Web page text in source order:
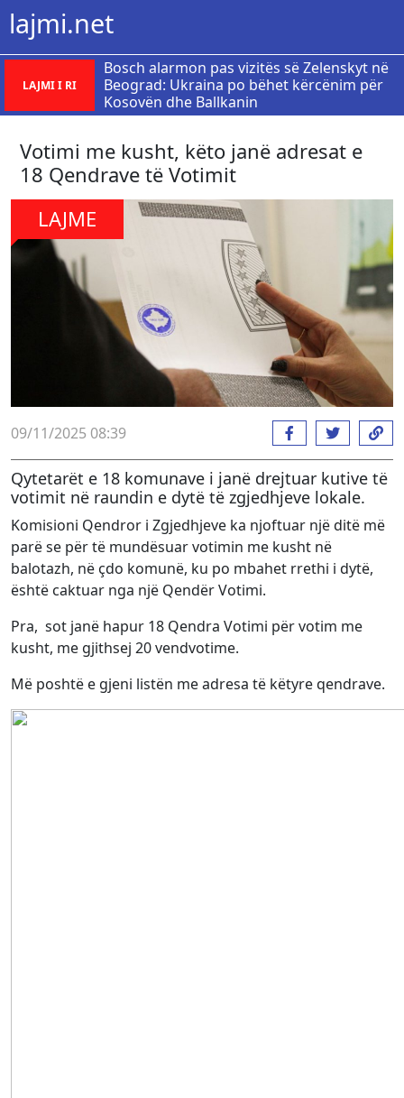
lajmi.net
LAJMI I RI
Bosch alarmon pas vizitës së Zelenskyt në
Beograd: Ukraina po bëhet kërcënim për
Kosovën dhe Ballkanin
Votimi me kusht, këto janë adresat e
18 Qendrave të Votimit
LAJME
09/11/2025 08:39
Qytetarët e 18 komunave i janë drejtuar kutive të
votimit në raundin e dytë të zgjedhjeve lokale.
Komisioni Qendror i Zgjedhjeve ka njoftuar një ditë më
parë se për të mundësuar votimin me kusht në
balotazh, në çdo komunë, ku po mbahet rrethi i dytë,
është caktuar nga një Qendër Votimi.
Pra, sot janë hapur 18 Qendra Votimi për votim me
kusht, me gjithsej 20 vendvotime.
Më poshtë e gjeni listën me adresa të këtyre qendrave.